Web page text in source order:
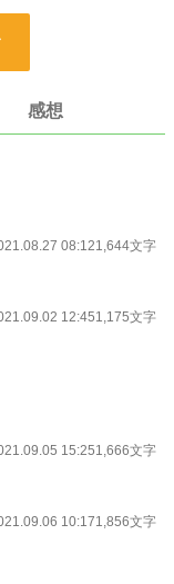
感想
08:121,644文字
12:451,175文字
15:251,666文字
10:171,856文字